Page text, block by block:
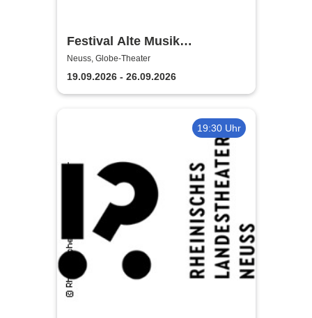
Festival Alte Musik
Knechtsteden
Neuss, Globe-Theater
19.09.2026 - 26.09.2026
19:30 Uhr